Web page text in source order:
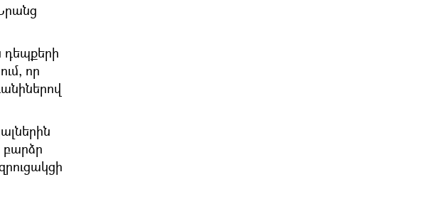
դեպքերի
որ
բարձր